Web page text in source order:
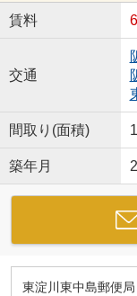
賃料
交通
間取り(面積)
築年月
東淀川東中島郵便